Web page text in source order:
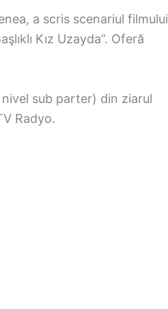
a scris scenariul filmului
Kız Uzayda”. Oferă
nivel sub parter) din ziarul
Radyo.